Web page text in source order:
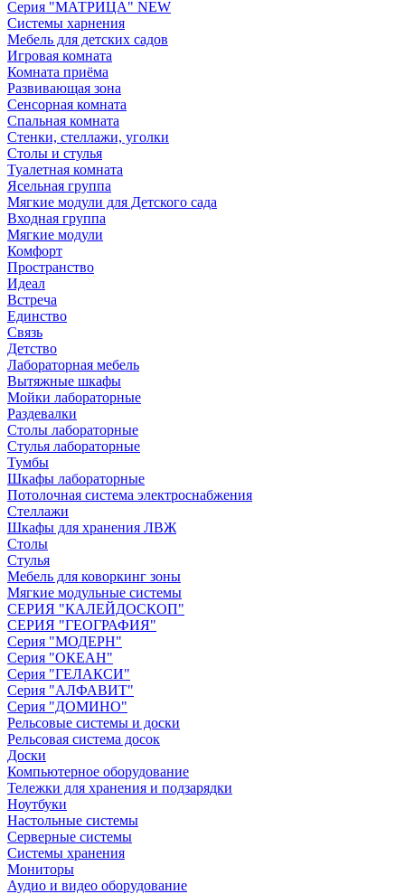
Серия "МАТРИЦА" NEW
Системы харнения
Мебель для детских садов
Игровая комната
Комната приёма
Развивающая зона
Сенсорная комната
Спальная комната
Стенки, стеллажи, уголки
Столы и стулья
Туалетная комната
Ясельная группа
Мягкие модули для Детского сада
Входная группа
Мягкие модули
Комфорт
Пространство
Идеал
Встреча
Единство
Связь
Детство
Лабораторная мебель
Вытяжные шкафы
Мойки лабораторные
Раздевалки
Столы лабораторные
Стулья лабораторные
Тумбы
Шкафы лабораторные
Потолочная система электроснабжения
Стеллажи
Шкафы для хранения ЛВЖ
Столы
Стулья
Мебель для коворкинг зоны
Мягкие модульные системы
СЕРИЯ "КАЛЕЙДОСКОП"
СЕРИЯ "ГЕОГРАФИЯ"
Серия "МОДЕРН"
Серия "ОКЕАН"
Серия "ГЕЛАКСИ"
Серия "АЛФАВИТ"
Серия "ДОМИНО"
Рельсовые системы и доски
Рельсовая система досок
Доски
Компьютерное оборудование
Тележки для хранения и подзарядки
Ноутбуки
Настольные системы
Серверные системы
Системы хранения
Мониторы
Аудио и видео оборудование